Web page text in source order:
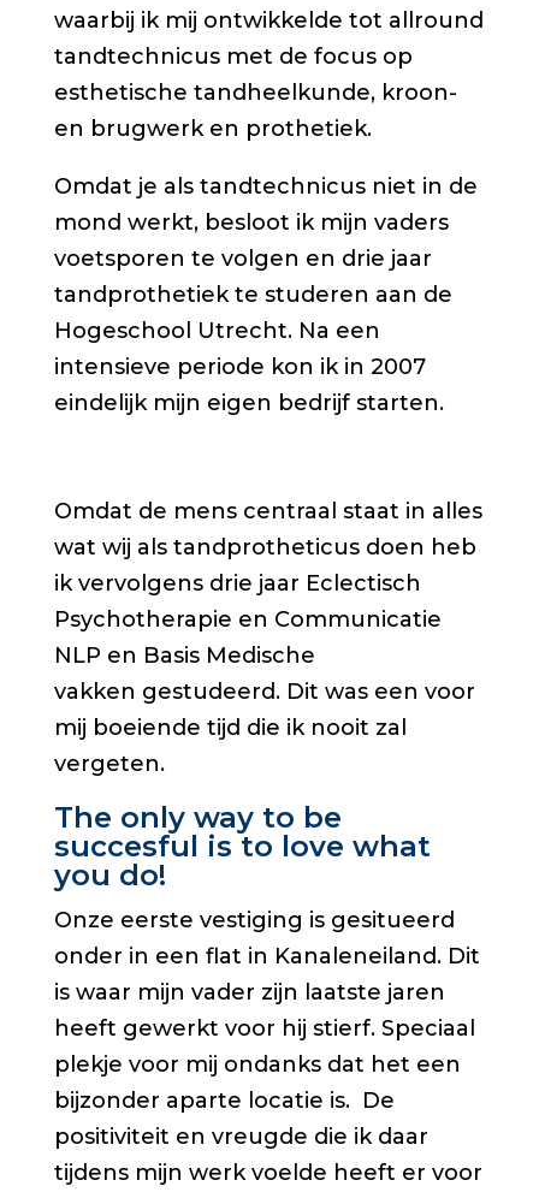
waarbij ik mij ontwikkelde tot allround
tandtechnicus met de focus op
esthetische tandheelkunde, kroon-
en brugwerk en prothetiek.
Omdat je als tandtechnicus niet in de
mond werkt, besloot ik mijn vaders
voetsporen te volgen en drie jaar
tandprothetiek te studeren aan de
Hogeschool Utrecht. Na een
intensieve periode kon ik in 2007
eindelijk mijn eigen bedrijf starten.
Omdat de mens centraal staat in alles
wat wij als tandprotheticus doen heb
ik vervolgens drie jaar Eclectisch
Psychotherapie en Communicatie
NLP en Basis Medische
vakken gestudeerd. Dit was een voor
mij boeiende tijd die ik nooit zal
vergeten.
The only way to be
succesful is to love what
you do!
Onze eerste vestiging is gesitueerd
onder in een flat in Kanaleneiland. Dit
is waar mijn vader zijn laatste jaren
heeft gewerkt voor hij stierf. Speciaal
plekje voor mij ondanks dat het een
bijzonder aparte locatie is. De
positiviteit en vreugde die ik daar
tijdens mijn werk voelde heeft er voor